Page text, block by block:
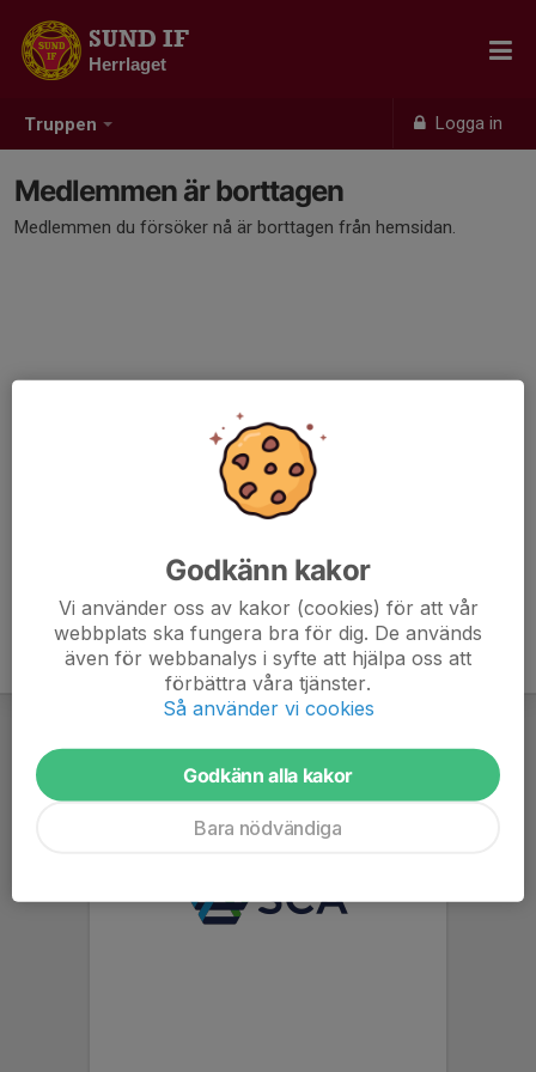
Truppen Logga in
SUND IF
Herrlaget
Medlemmen är borttagen
Medlemmen du försöker nå är borttagen från hemsidan.
Godkänn kakor
Vi använder oss av kakor (cookies) för att vår
webbplats ska fungera bra för dig. De används
även för webbanalys i syfte att hjälpa oss att
förbättra våra tjänster.
Så använder vi cookies
Godkänn alla kakor
Bara nödvändiga